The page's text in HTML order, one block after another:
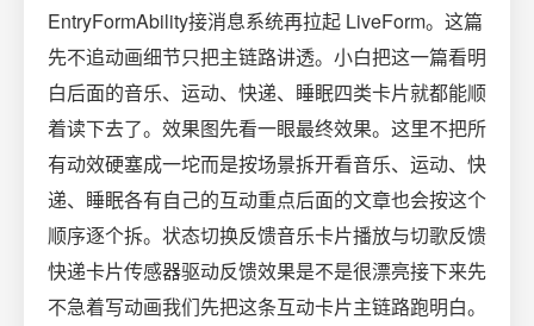
EntryFormAbility接消息系统再拉起 LiveForm。这篇
先不追动画细节只把主链路讲透。小白把这一篇看明
白后面的音乐、运动、快递、睡眠四类卡片就都能顺
着读下去了。效果图先看一眼最终效果。这里不把所
有动效硬塞成一坨而是按场景拆开看音乐、运动、快
递、睡眠各有自己的互动重点后面的文章也会按这个
顺序逐个拆。状态切换反馈音乐卡片播放与切歌反馈
快递卡片传感器驱动反馈效果是不是很漂亮接下来先
不急着写动画我们先把这条互动卡片主链路跑明白。